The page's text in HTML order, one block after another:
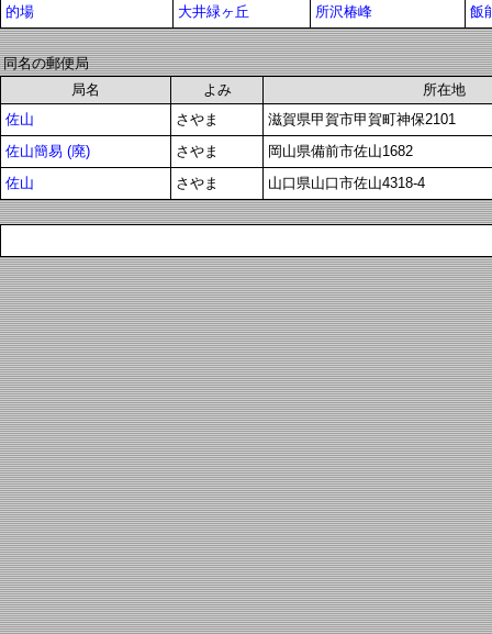
的場
大井緑ヶ丘 所沢椿峰 飯
同名の郵便局
局名
よみ
所在地
佐山
さやま
滋賀県甲賀市甲賀町神保2101
佐山簡易 (廃)
さやま
岡山県備前市佐山1682
佐山
さやま 山口県山口市佐山4318-4